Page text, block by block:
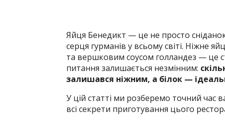
Яйця Бенедикт — це не просто
серця гурманів у всьому світі. Ніжне
та вершковим соусом голландез — це
питання залишається незмінним:
залишався ніжним, а білок —
У цій статті ми розберемо точний час
всі секрети приготування цього